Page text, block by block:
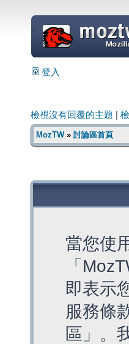
=
登入
檢視沒有回覆的主題
MozTW» 討論區首頁
當您使
「
即表示
服務條
區」。